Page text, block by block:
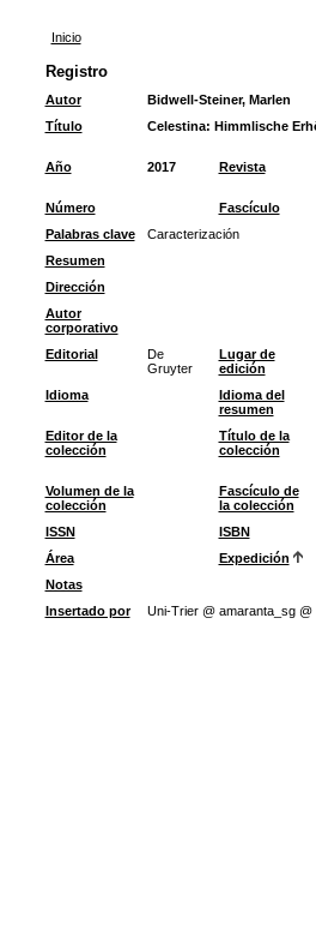
Inicio
Registro
Autor
Bidwell-Steiner, Marlen
Título
Celestina: Himmlische
Año 2017 Revista
Número
Fascículo
Palabras clave
Caracterización
Resumen
Dirección
Autor
corporativo
Editorial
De
Gruyter
Lugar de
edición
Idioma
Idioma del
resumen
Editor de la
colección
Título de la
colección
Volumen de la
colección
Fascículo de
la colección
ISSN
ISBN
Área
Expedición
Notas
Insertado por
Uni-Trier @ amaranta_sg @